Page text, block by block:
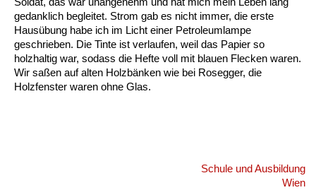
gedanklich begleitet. Strom gab es nicht immer, die erste
Hausübung habe ich im Licht einer Petroleumlampe
geschrieben. Die Tinte ist verlaufen, weil das Papier so
holzhaltig war, sodass die Hefte voll mit blauen Flecken waren.
Wir saßen auf alten Holzbänken wie bei Rosegger, die
Holzfenster waren ohne Glas.
Schule und Ausbildung
Wien